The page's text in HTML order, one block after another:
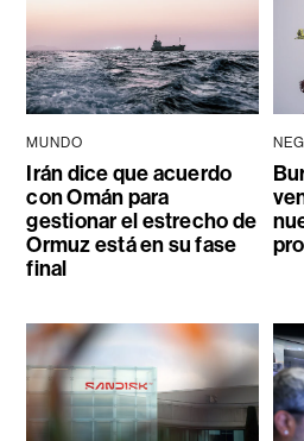
MUNDO
Irán dice que acuerdo
con Omán para
gestionar el estrecho de
Ormuz está en su fase
final